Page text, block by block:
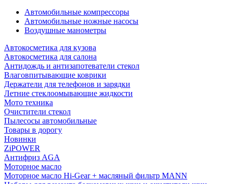
Автомобильные компрессоры
Автомобильные ножные насосы
Воздушные манометры
Автокосметика для кузова
Автокосметика для салона
Антидождь и антизапотеватели стекол
Влаговпитывающие коврики
Держатели для телефонов и зарядки
Летние стеклоомывающие жидкости
Мото техника
Очистители стекол
Пылесосы автомобильные
Товары в дорогу
Новинки
ZiPOWER
Антифриз AGA
Моторное масло
Моторное масло Hi-Gear + масляный фильтр MANN